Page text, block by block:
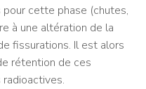
cette phase (chutes,
à une altération de la
fissurations. Il est alors
rétention de ces